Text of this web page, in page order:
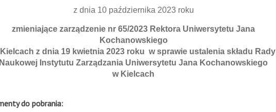
z dnia 10 października 2023 roku
zmieniające zarządzenie nr 65/2023 Rektora Uniwersytetu Jana
Kochanowskiego
z dnia 19 kwietnia 2023 roku w sprawie ustalenia składu Rady
Naukowej Instytutu Zarządzania Uniwersytetu Jana Kochanowskiego
w Kielcach
do pobrania: